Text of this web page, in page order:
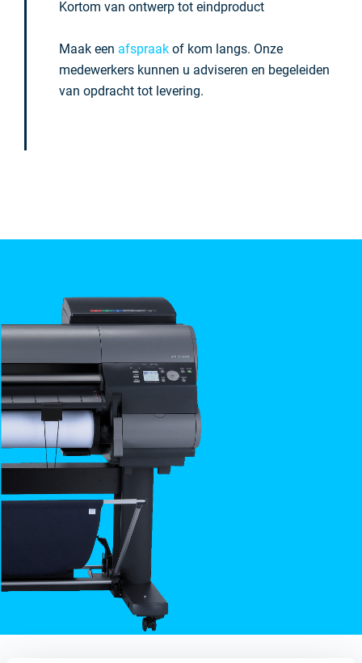
Kortom van ontwerp tot eindproduct
Maak een afspraak of kom langs. Onze
medewerkers kunnen u adviseren en begeleiden
van opdracht tot levering.